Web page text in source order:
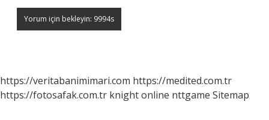
https://veritabanimimari.com https://medited.com.tr
https://fotosafak.com.tr knight online nttgame Sitemap